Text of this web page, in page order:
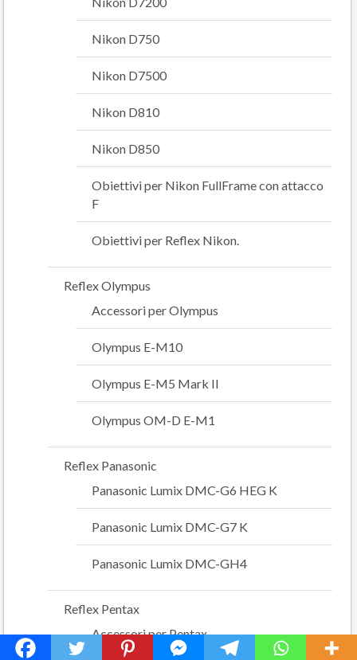
Nikon D750
Nikon D7500
Nikon D810
Nikon D850
Obiettivi per Nikon FullFrame con attacco
F
Obiettivi per Reflex Nikon.
Reflex Olympus
Accessori per Olympus
Olympus E-M10
Olympus E-M5 Mark II
Olympus OM-D E-M1
Reflex Panasonic
Panasonic Lumix DMC-G6 HEG K
Panasonic Lumix DMC-G7 K
Panasonic Lumix DMC-GH4
Reflex Pentax
Accessori per Pentax
Privacy & Cookies Policy